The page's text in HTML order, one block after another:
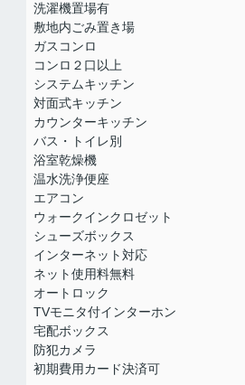
洗濯機置場有
敷地内ごみ置き場
ガスコンロ
コンロ２口以上
システムキッチン
対面式キッチン
カウンターキッチン
バス・トイレ別
浴室乾燥機
温水洗浄便座
エアコン
ウォークインクロゼット
シューズボックス
インターネット対応
ネット使用料無料
オートロック
TVモニタ付インターホン
宅配ボックス
防犯カメラ
初期費用カード決済可